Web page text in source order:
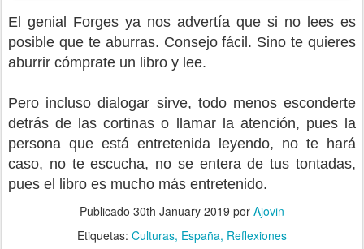
El genial Forges ya nos advertía que si no lees es
posible que te aburras. Consejo fácil. Sino te quieres
aburrir cómprate un libro y lee.
Pero incluso dialogar sirve, todo menos esconderte
detrás de las cortinas o llamar la atención, pues la
persona que está entretenida leyendo, no te hará
caso, no te escucha, no se entera de tus tontadas,
pues el libro es mucho más entretenido.
Publicado 30th January 2019 por Ajovin
Etiquetas: Culturas España Reflexiones